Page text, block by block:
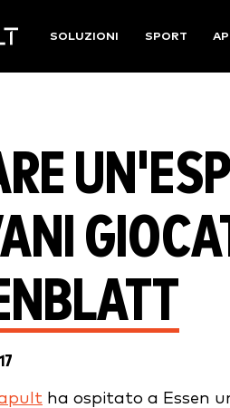
SOLUZIONI SPORT
ha ospitato a Essen